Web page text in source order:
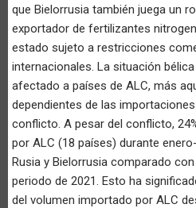
que Bielorrusia también juega un
exportador de fertilizantes
estado sujeto a restricciones
internacionales. La situación
afectado a países de ALC, más
dependientes de las
conflicto. A pesar del conflicto,
por ALC (18 países) durante
Rusia y Bielorrusia comparado
periodo de 2021. Esto ha
del volumen importado por ALC